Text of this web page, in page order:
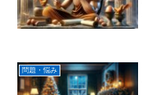
問題・悩み